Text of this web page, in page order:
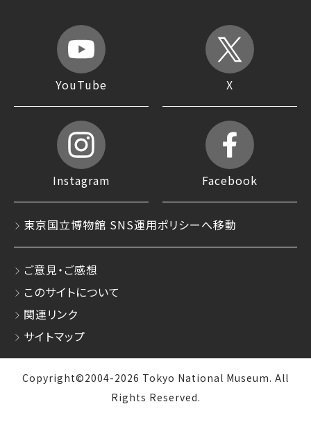
YouTube X
Instagram Facebook
東京国立博物館 SNS運用ポリシーへ移動
ご意見・ご感想
このサイトについて
関連リンク
サイトマップ
Copyright©2004-2026 Tokyo National Museum. All
Rights Reserved.